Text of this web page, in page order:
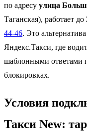
по адресу улица
Таганская), работает до
44-46. Это
Яндекс.Такси, где
шаблонными ответами
блокировках.
Условия
Такси New: